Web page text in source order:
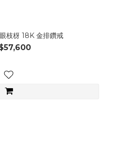
枝枒 18K 金排鑽戒